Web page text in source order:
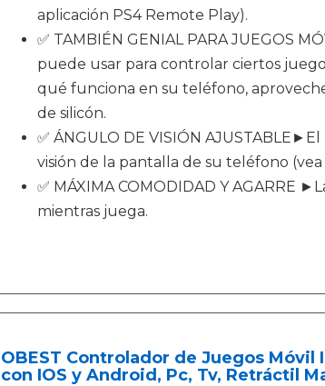
aplicación PS4 Remote Play).
✅ TAMBIÉN GENIAL PARA JUEGOS
puede usar para controlar ciertos
qué funciona en su teléfono,
de silicón.
✅ ÁNGULO DE VISIÓN
visión de la pantalla de su teléfono
✅ MÁXIMA COMODIDAD Y AGARRE
mientras juega.
OBEST Controlador de Juegos
con IOS y Android, Pc, Tv, Retráctil